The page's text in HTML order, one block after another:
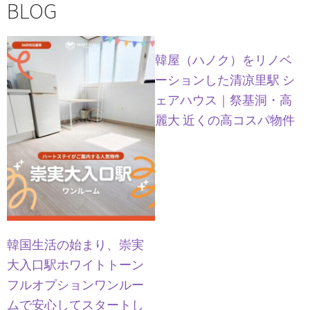
BLOG
韓国生活の始まり、崇実
大入口駅ホワイトトーン
フルオプションワンルー
ムで安心してスタートし
韓屋（ハノク）をリノベ
ーションした清凉里駅 シ
ェアハウス｜祭基洞・高
麗大 近くの高コスパ物件